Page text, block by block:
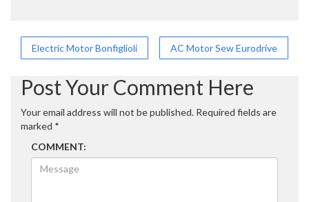
Post
navigation
AC Motor Sew Eurodrive
Electric Motor Bonfiglioli
Post Your Comment Here
Your email address will not be published. Required fields are
marked *
COMMENT: